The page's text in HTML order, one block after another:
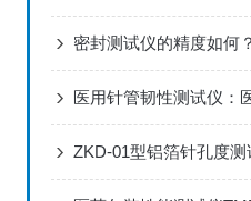
密封测试仪的精度如何？